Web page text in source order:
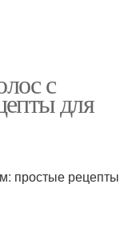
с
для
простые рецепты